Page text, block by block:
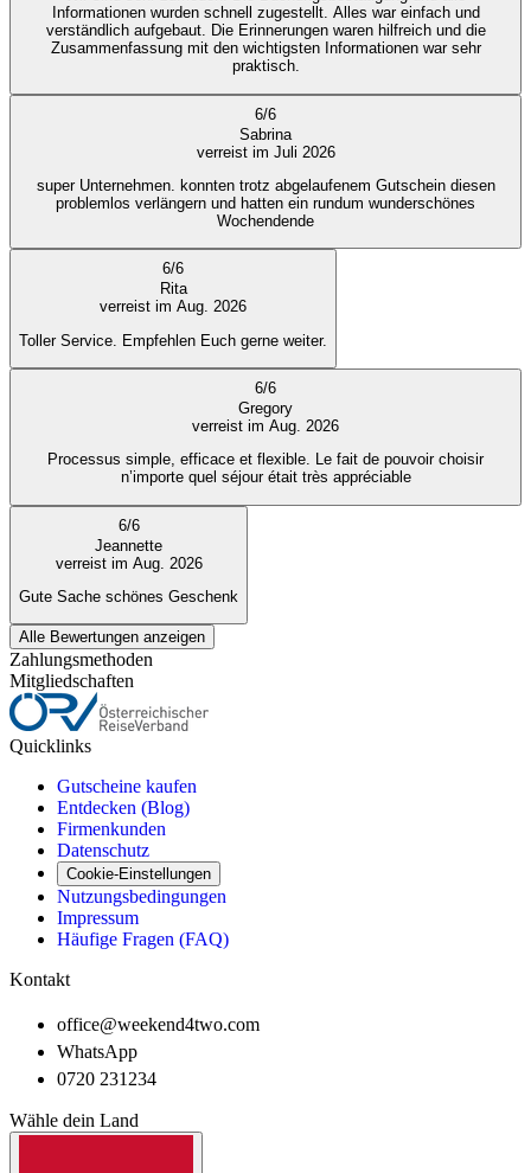
Informationen wurden schnell zugestellt. Alles war einfach und
verständlich aufgebaut. Die Erinnerungen waren hilfreich und die
Zusammenfassung mit den wichtigsten Informationen war sehr
praktisch.
6/6
Sabrina
verreist im Juli 2026
super Unternehmen. konnten trotz abgelaufenem Gutschein diesen
problemlos verlängern und hatten ein rundum wunderschönes
Wochendende
6/6
Rita
verreist im Aug. 2026
Toller Service. Empfehlen Euch gerne weiter.
6/6
Gregory
verreist im Aug. 2026
Processus simple, efficace et flexible. Le fait de pouvoir choisir
n’importe quel séjour était très appréciable
6/6
Jeannette
verreist im Aug. 2026
Gute Sache schönes Geschenk
Alle Bewertungen anzeigen
Zahlungsmethoden
Mitgliedschaften
Quicklinks
Gutscheine kaufen
Entdecken (Blog)
Firmenkunden
Datenschutz
Cookie-Einstellungen
Nutzungsbedingungen
Impressum
Häufige Fragen (FAQ)
Kontakt
office@weekend4two.com
WhatsApp
0720 231234
Wähle dein Land